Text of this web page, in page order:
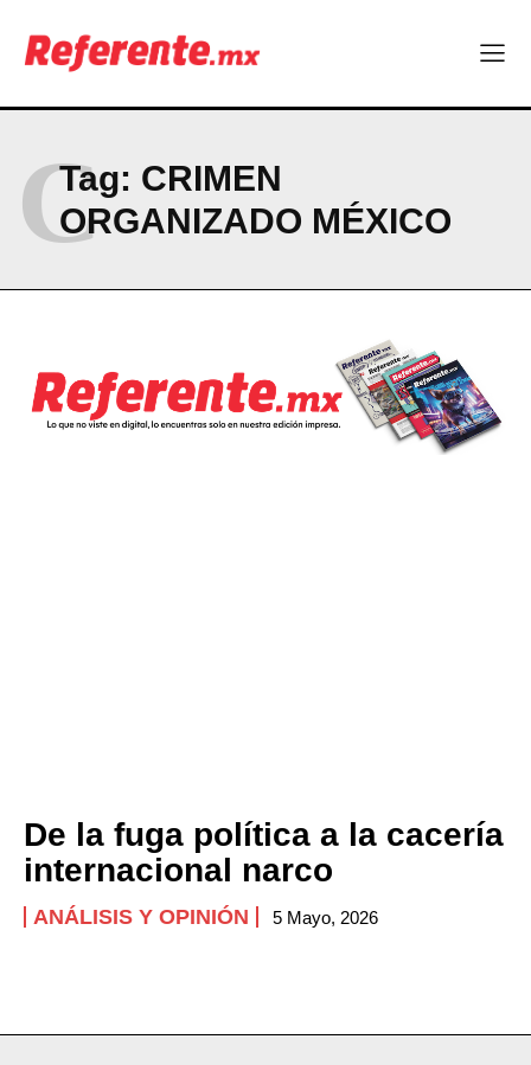
PRIVACY POLICY
Tag: CRIMEN
ORGANIZADO MÉXICO
C
De la fuga política a la cacería
internacional narco
ANÁLISIS Y OPINIÓN 5 Mayo, 2026